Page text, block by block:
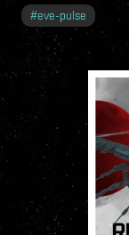
#eve-pulse